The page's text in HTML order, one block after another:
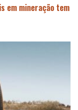
em mineração tem